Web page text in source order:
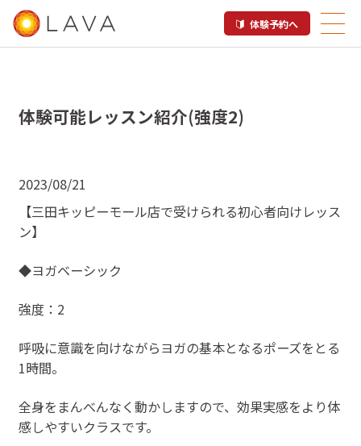
体験予約へ
体験可能レッスン紹介(強度2)
2023/08/21
【三田キッピーモール店で受けられる初心者向けレッス
ン】
◆ヨガベーシック
強度：2
呼吸に意識を向けながらヨガの基本となるポーズをとる
1時間。
全身をまんべんなく動かしますので、効果実感をより体
感しやすいクラスです。